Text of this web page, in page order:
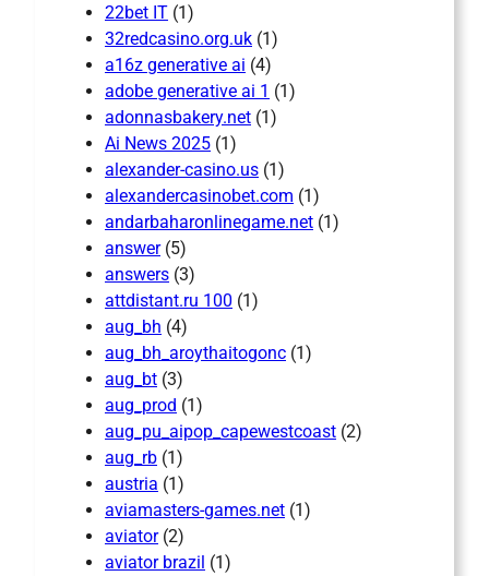
22bet IT (1)
32redcasino.org.uk (1)
a16z generative ai (4)
adobe generative ai 1 (1)
adonnasbakery.net (1)
Ai News 2025 (1)
alexander-casino.us (1)
alexandercasinobet.com (1)
andarbaharonlinegame.net (1)
answer(5)
answers (3)
attdistant.ru 100 (1)
aug_bh (4)
aug_bh_aroythaitogonc (1)
aug_bt (3)
aug_prod (1)
aug_pu_aipop_capewestcoast (2)
aug_rb (1)
austria (1)
aviamasters-games.net (1)
aviator(2)
aviator brazil (1)